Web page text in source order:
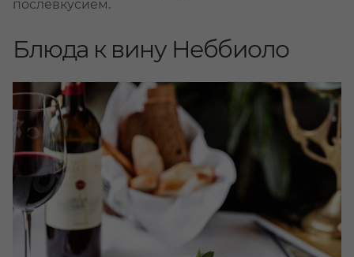
послевкусием.
Блюда к вину Неббиоло